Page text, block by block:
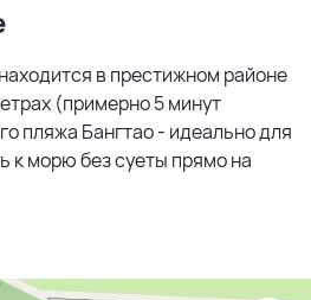
в престижном районе
(примерно 5 минут
пляжа Бангтао - идеально для
к морю без суеты прямо на